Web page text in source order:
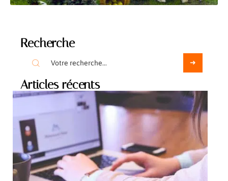
Recherche
Articles récents